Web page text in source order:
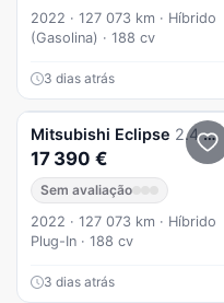
2022 · 127 073 km · Híbrido
(Gasolina) · 188 cv
3 dias atrás
Mitsubishi Eclipse 2.4 PHEV eMotion
17 390 €
Sem avaliação
2022 · 127 073 km · Híbrido
Plug-In · 188 cv
3 dias atrás